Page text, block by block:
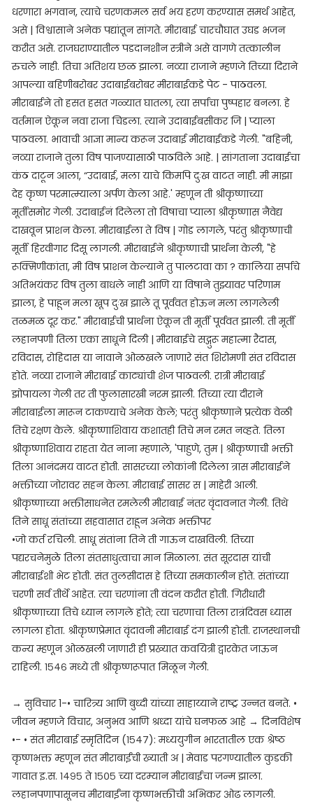
धरणारा भगवान, त्याचे चरणकमल सर्व भय हरण करण्यास समर्थ आहेत,
असे | विश्वासाने अनेक पद्यांतून सांगते. मीराबाई चारचौघात उघड भजन
करीत असे. राजघराण्यातील पडदानशीन स्त्रीने असे वागणे तत्कालीन
रुचले नाही. तिचा अतिशय छळ झाला. नव्या राजाने म्हणजे तिच्या दिराने
आपल्या बहिणीबरोबर उदाबाईबरोबर मीराबाईकडे पेट - पाठवला.
मीराबाईने तो हसत हसत गळ्यात घातला, त्या सर्पाचा पुष्पहार बनला. हे
वर्तमान ऐकून नवा राजा चिडला. त्याने उदाबाईबसीकर जि | प्याला
पाठवला. भावाची आज्ञा मान्य करून उदाबाई मीराबाईकडे गेली. "बहिनी,
नव्या राजाने तुला विष पाजण्यासाठी पाठविले आहे. | सांगताना उदाबाईचा
कंठ दाटून आला, “उदाबाई, मला याचे किमपि दुःख वाटत नाही. मी माझा
देह कृष्ण परमात्म्याला अर्पण केला आहे.' म्हणून ती श्रीकृष्णाच्या
मूर्तीसमोर गेली. उदाबाईनं दिलेला तो विषाचा प्याला श्रीकृष्णास नैवेद्य
दाखवून प्राशन केला. मीराबाईला ते विष | गोड लागले, परंतु श्रीकृष्णाची
मूर्ती हिरवीगार दिसू लागली. मीराबाईने श्रीकृष्णाची प्रार्थना केली, "हे
रूक्मिणीकांता, मी विष प्राशन केल्याने तु पालटावा का ? कालिया सर्पाचे
अतिभयंकर विष तुला बाधले नाही आणि या विषाने तुझ्यावर परिणाम
झाला, हे पाहून मला खूप दुःख झाले तू पूर्ववत होऊन मला लागलेली
तळमळ दूर कर." मीराबाईची प्रार्थना ऐकून ती मूर्ती पूर्ववत झाली. ती मूर्ती
लहानपणी तिला एका साधूने दिली | मीराबाईचे सद्गुरू महात्मा रैदास,
रविदास, रोहिदास या नावाने ओळखले जाणारे संत शिरोमणी संत रविदास
होते. नव्या राजाने मीराबाई काट्यांची शेज पाठवली. रात्री मीराबाई
झोपायला गेली तर ती फुलासारखी नरम झाली. तिच्या त्या दीराने
मीराबाईला मारून टाकण्याचे अनेक केले; परंतु श्रीकृष्णाने प्रत्येक वेळी
तिचे रक्षण केले. श्रीकृष्णाशिवाय कशातही तिचे मन रमत नव्हते. तिला
श्रीकृष्णाशिवाय राहता येत नाना म्हणाले, 'पाहुणे, तुम | श्रीकृष्णाची भक्ती
तिला आनंदमय वाटत होती. सासरच्या लोकांनी दिलेला त्रास मीराबाईने
भक्तीच्या जोरावर सहन केला. मीराबाई सासर स | माहेरी आली.
श्रीकृष्णाच्या भक्तीसाधनेत रमलेली मीराबाई नंतर वृंदावनात गेली. तिथे
तिने साधू संतांच्या सहवासात राहून अनेक भक्तीपर
•जो कर्त रचिली. साधू संतांना तिने ती गाऊन दाखविली. तिच्या
पद्यरचनेमुळे तिला संतसाधुत्वाचा मान मिळाला. संत सूरदास यांची
मीराबाईशी भेट होती. संत तुलसीदास हे तिच्या समकालीन होते. संतांच्या
चरणी सर्व तीर्थे आहेत. त्या चरणांना ती वंदन करीत होती. गिरीधारी
श्रीकृष्णाच्या तिचे ध्यान लागले होते; त्या चरणाचा तिला रात्रंदिवस ध्यास
लागला होता. श्रीकृष्णप्रेमात वृंदावनी मीराबाई दंग झाली होती. राजस्थानची
कन्य म्हणून ओळखली जाणारी ही प्रख्यात कवयित्री द्वारकेत जाऊन
राहिली. १५४६ मध्ये ती श्रीकृष्णरूपात मिळून गेली.
→ सुविचार 1-• चारित्र्य आणि बुध्दी यांच्या साहाय्याने राष्ट्र उन्नत बनते. •
जीवन म्हणजे विचार, अनुभव आणि श्रध्दा यांचे घनफळ आहे → दिनविशेष
•- • संत मीराबाई स्मृतिदिन (१५४७): मध्ययुगीन भारतातील एक श्रेष्ठ
कृष्णभक्त म्हणून संत मीराबाईंची ख्याती अ | मेवाड परगण्यातील कुडकी
गावात इ.स. १४९५ ते १५०५ च्या दरम्यान मीराबाईचा जन्म झाला.
लहानपणापासूनच मीराबाईंना कृष्णभक्तीची अभिकर ओढ लागली.